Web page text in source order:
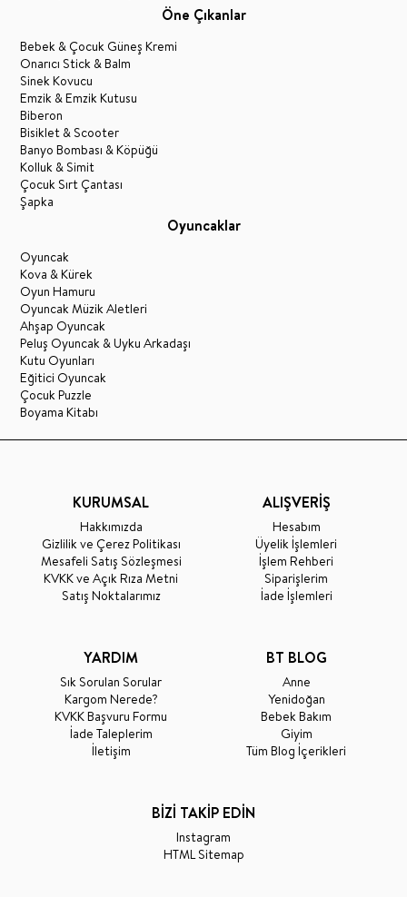
Öne Çıkanlar
Bebek & Çocuk Güneş Kremi
Onarıcı Stick & Balm
Sinek Kovucu
Emzik & Emzik Kutusu
Biberon
Bisiklet & Scooter
Banyo Bombası & Köpüğü
Kolluk & Simit
Çocuk Sırt Çantası
Şapka
Oyuncaklar
Oyuncak
Kova & Kürek
Oyun Hamuru
Oyuncak Müzik Aletleri
Ahşap Oyuncak
Peluş Oyuncak & Uyku Arkadaşı
Kutu Oyunları
Eğitici Oyuncak
Çocuk Puzzle
Boyama Kitabı
KURUMSAL
Hakkımızda
Gizlilik ve Çerez Politikası
Mesafeli Satış Sözleşmesi
KVKK ve Açık Rıza Metni
Satış Noktalarımız
ALIŞVERİŞ
Hesabım
Üyelik İşlemleri
İşlem Rehberi
Siparişlerim
İade İşlemleri
YARDIM
Sık Sorulan Sorular
Kargom Nerede?
KVKK Başvuru Formu
İade Taleplerim
İletişim
BT BLOG
Anne
Yenidoğan
Bebek Bakım
Giyim
Tüm Blog İçerikleri
BİZİ TAKİP EDİN
Instagram
HTML Sitemap